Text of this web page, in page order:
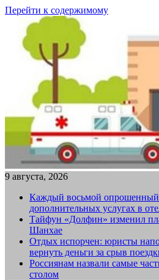
Перейти к содержимому
9 августа, 2026
Каждый восьмой опрошенный
дополнительных услугах в
Тайфун «Долфин» изменил
Шанхае
Отдых испорчен: юристы
вернуть деньги за срыв
Россиянам назвали самые
столом